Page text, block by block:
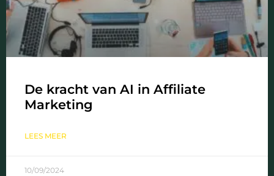
De kracht van AI in Affiliate
Marketing
LEES MEER
10/09/2024